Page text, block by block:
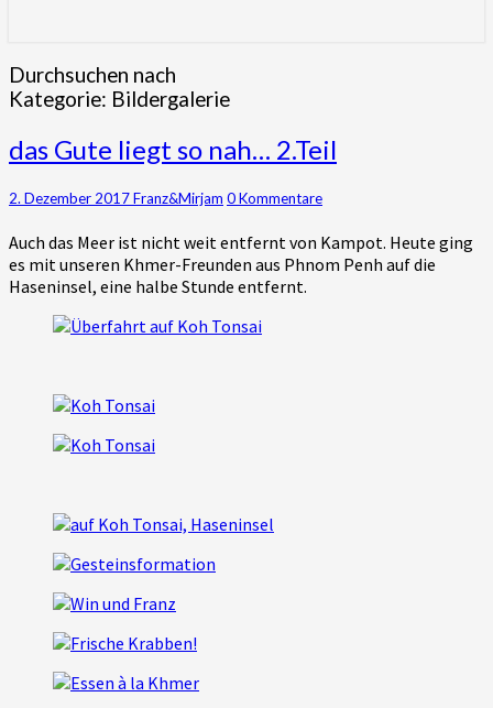
Wirken in ihrem Herzen und Leben
erleben
Durchsuchen nach
Kategorie: Bildergalerie
das
Gute
so
2.Teil
das Gute liegt so nah… 2.Teil
2. Dezember 2017Franz&Mirjam Kommentare
0 Kommentare
Auch das Meer ist nicht weit entfernt von Kampot. Heute ging
es mit unseren Khmer-Freunden aus Phnom Penh auf die
Haseninsel, eine halbe Stunde entfernt.